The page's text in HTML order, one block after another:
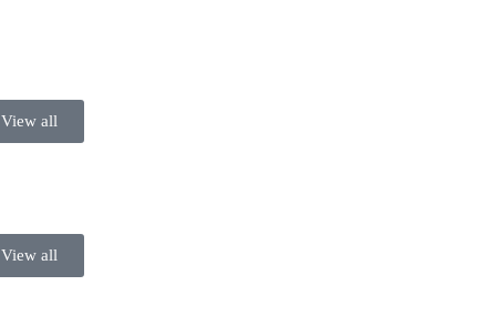
View all
View all